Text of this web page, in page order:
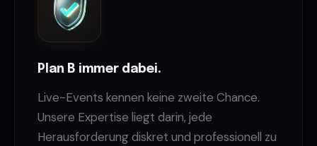
Plan B immer dabei.
Live-Events kennen keine zweite Chance.
Unsere Expertise liegt darin, jede
Herausforderung diskret und professionell zu